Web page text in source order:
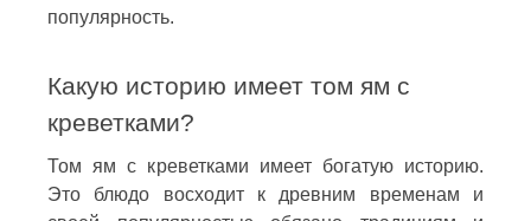
популярность.
Какую историю имеет том ям с
креветками?
Том ям с креветками имеет богатую историю.
Это блюдо восходит к древним временам и